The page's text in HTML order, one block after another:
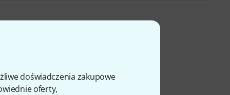
doświadczenia zakupowe
oferty,